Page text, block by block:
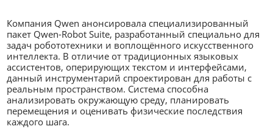
Компания Qwen анонсировала специализированный
пакет Qwen-Robot Suite, разработанный специально для
задач робототехники и воплощённого искусственного
интеллекта. В отличие от традиционных языковых
ассистентов, оперирующих текстом и интерфейсами,
данный инструментарий спроектирован для работы с
реальным пространством. Система способна
анализировать окружающую среду, планировать
перемещения и оценивать физические последствия
каждого шага.